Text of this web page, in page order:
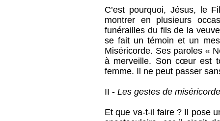
C’est pourquoi, Jésus, le
montrer en plusieurs
funérailles du fils de la
se fait un témoin et un
Miséricorde. Ses paroles «
à merveille. Son cœur est
femme. Il ne peut passer
II -Les gestes de
Et que va-t-il faire ? Il pose